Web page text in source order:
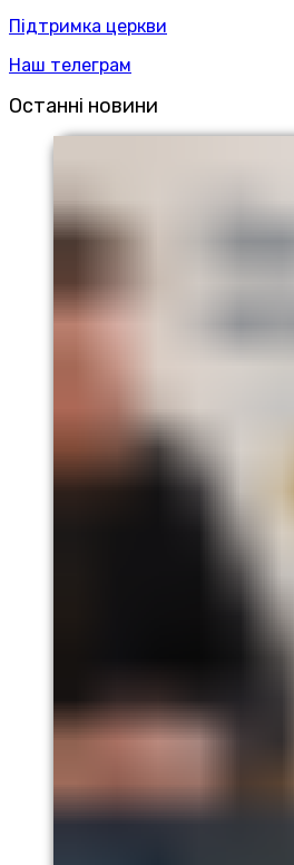
Підтримка церкви
Наш телеграм
Останні новини